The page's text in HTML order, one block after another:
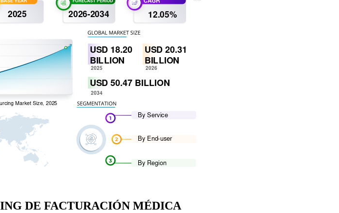
DE FACTURACIÓN MÉDICA